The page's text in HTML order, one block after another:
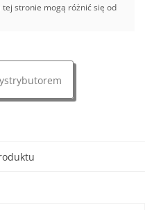
stronie mogą różnić się od